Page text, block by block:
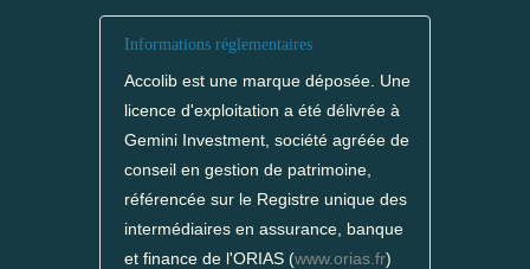
Informations réglementaires
Accolib est une marque déposée. Une
licence d'exploitation a été délivrée à
Gemini Investment, société agréée de
conseil en gestion de patrimoine,
référencée sur le Registre unique des
intermédiaires en assurance, banque
et finance de l'ORIAS (www.orias.fr)